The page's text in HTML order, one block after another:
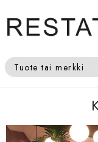
Tuote tai merkki